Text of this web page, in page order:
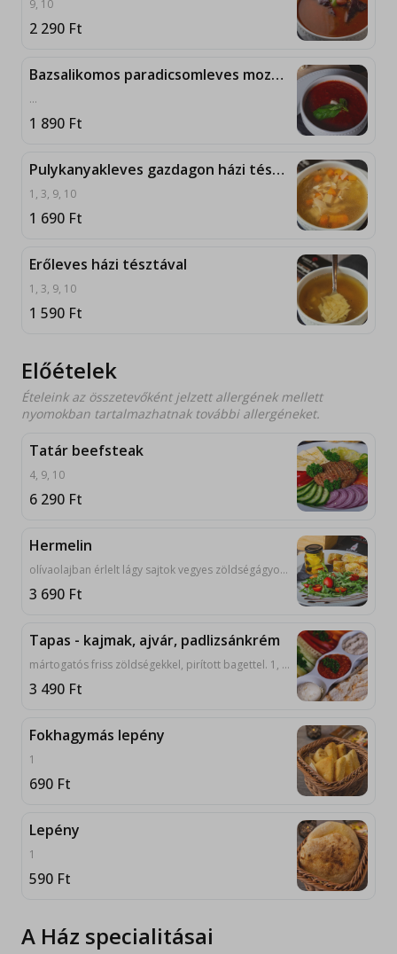
9, 10
2 290 Ft
Bazsalikomos paradicsomleves mozzarella sajtgolyóval
...
1 890 Ft
Pulykanyakleves gazdagon házi tésztával
1, 3, 9, 10
1 690 Ft
Erőleves házi tésztával
1, 3, 9, 10
1 590 Ft
Előételek
Ételeink az összetevőként jelzett allergének mellett
nyomokban tartalmazhatnak további allergéneket.
Tatár beefsteak
4, 9, 10
6 290 Ft
Hermelin
olívaolajban érlelt lágy sajtok vegyes zöldségágyon, pirított lepénnyel. 1, 7, 12
3 690 Ft
Tapas - kajmak, ajvár, padlizsánkrém
mártogatós friss zöldségekkel, pirított bagettel. 1, 3, 7, 9, 10
3 490 Ft
Fokhagymás lepény
1
690 Ft
Lepény
1
590 Ft
A Ház specialitásai